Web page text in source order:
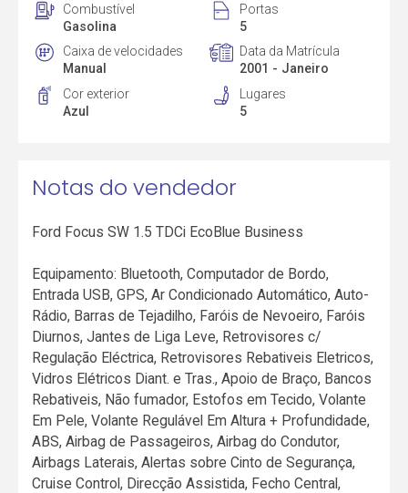
Combustível
Gasolina
Portas
5
Caixa de velocidades
Manual
Data da Matrícula
2001 - Janeiro
Cor exterior
Azul
Lugares
5
Notas do vendedor
Ford Focus SW 1.5 TDCi EcoBlue Business
Equipamento: Bluetooth, Computador de Bordo,
Entrada USB, GPS, Ar Condicionado Automático, Auto-
Rádio, Barras de Tejadilho, Faróis de Nevoeiro, Faróis
Diurnos, Jantes de Liga Leve, Retrovisores c/
Regulação Eléctrica, Retrovisores Rebativeis Eletricos,
Vidros Elétricos Diant. e Tras., Apoio de Braço, Bancos
Rebativeis, Não fumador, Estofos em Tecido, Volante
Em Pele, Volante Regulável Em Altura + Profundidade,
ABS, Airbag de Passageiros, Airbag do Condutor,
Airbags Laterais, Alertas sobre Cinto de Segurança,
Cruise Control, Direcção Assistida, Fecho Central,